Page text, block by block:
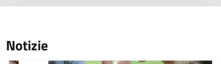
Notizie